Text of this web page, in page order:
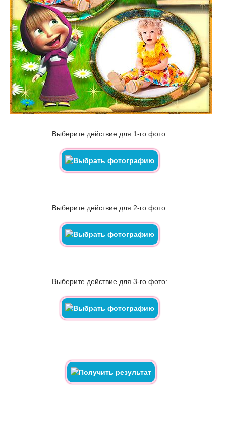
Выберите действие для 1-го фото:
Выберите действие для 2-го фото:
Выберите действие для 3-го фото: